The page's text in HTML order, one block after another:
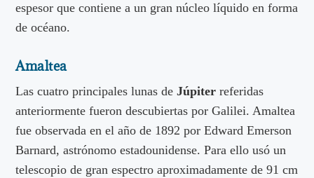
espesor que contiene a un gran núcleo líquido en forma
de océano.
Amaltea
Las cuatro principales lunas deJúpiter referidas
anteriormente fueron descubiertas por Galilei. Amaltea
fue observada en el año de 1892 por Edward Emerson
Barnard, astrónomo estadounidense. Para ello usó un
telescopio de gran espectro aproximadamente de 91 cm